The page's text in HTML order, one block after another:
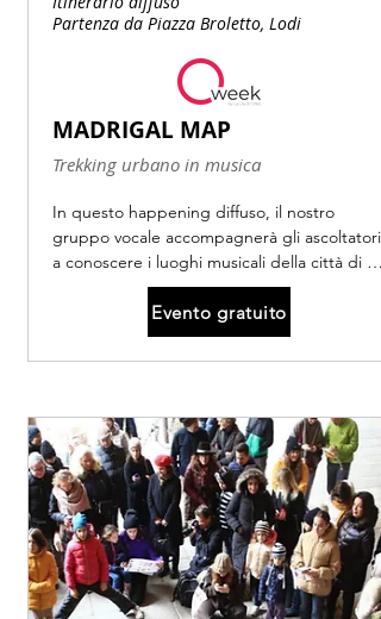
Partenza da Piazza Broletto, Lodi
MADRIGAL MAP
Trekking urbano in musica
In questo happening diffuso, il nostro
gruppo vocale accompagnerà gli ascoltatori
a conoscere i luoghi musicali della città di
Lodi, le loro sonorità e le loro bellezze
dando voce a una inedita mappa sonora
Con l’accompagnamento di alcuni bellissimi
alcune storie nascoste del nostro eccellente
patrimonio artistico e architettonico.
Evento gratuito